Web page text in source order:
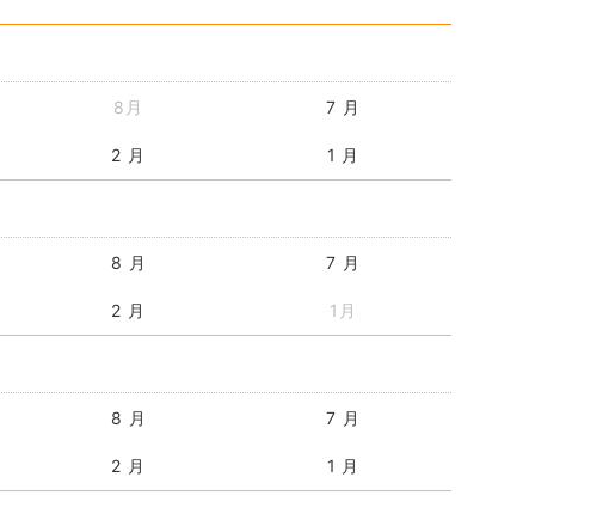
8月 7 月
2 月 1 月
8 月 7 月
2 月 1月
8 月 7 月
2 月 1 月